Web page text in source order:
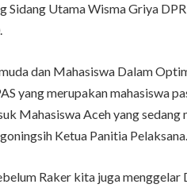
Sidang Utama Wisma Griya
dan Mahasiswa Dalam
yang merupakan mahasiswa
Mahasiswa Aceh yang sedang
Ketua Panitia Pelaksana.
Raker kita juga menggelar